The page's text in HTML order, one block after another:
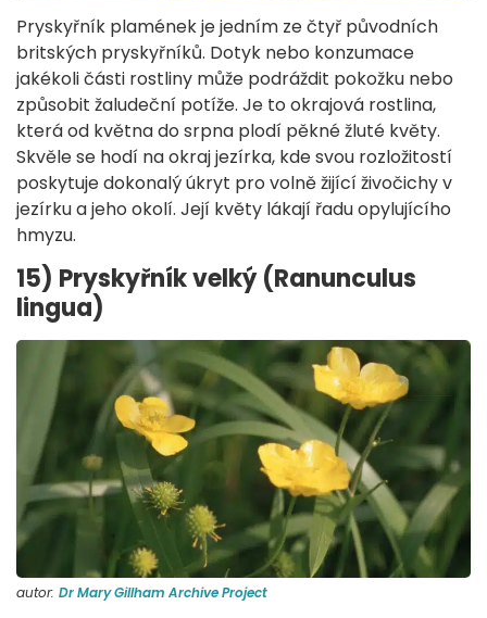
Pryskyřník plamének je jedním ze čtyř původních
britských pryskyřníků. Dotyk nebo konzumace
jakékoli části rostliny může podráždit pokožku nebo
způsobit žaludeční potíže. Je to okrajová rostlina,
která od května do srpna plodí pěkné žluté květy.
Skvěle se hodí na okraj jezírka, kde svou rozložitostí
poskytuje dokonalý úkryt pro volně žijící živočichy v
jezírku a jeho okolí. Její květy lákají řadu opylujícího
hmyzu.
15) Pryskyřník velký (Ranunculus
lingua)
autor: Dr Mary Gillham Archive Project